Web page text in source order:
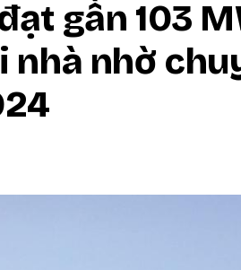
gần 103
nhà nhờ